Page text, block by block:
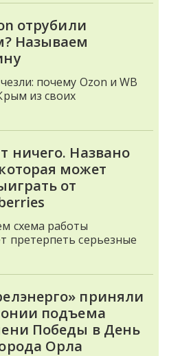
отрубили
Называем
почему Ozon и WB
из своих
ничего. Названо
может
от
схема работы
претерпеть серьезные
приняли
подъема
Победы в День
Орла